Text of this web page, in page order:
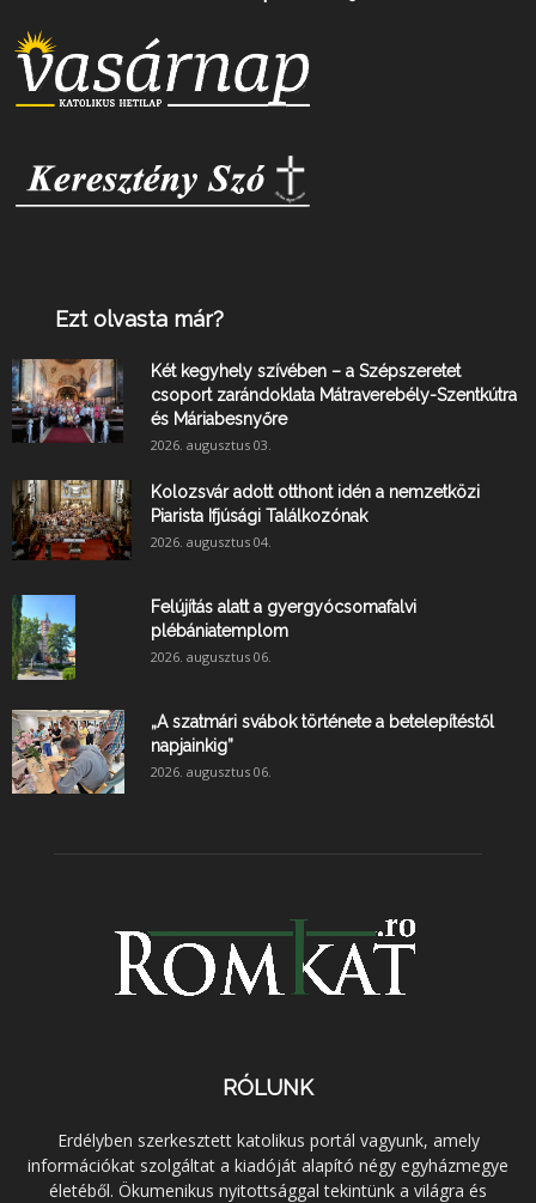
Ezt olvasta már?
Két kegyhely szívében – a Szépszeretet
csoport zarándoklata Mátraverebély-Szentkútra
és Máriabesnyőre
2026. augusztus 03.
Kolozsvár adott otthont idén a nemzetközi
Piarista Ifjúsági Találkozónak
2026. augusztus 04.
Felújítás alatt a gyergyócsomafalvi
plébániatemplom
2026. augusztus 06.
„A szatmári svábok története a betelepítéstől
napjainkig”
2026. augusztus 06.
RÓLUNK
Erdélyben szerkesztett katolikus portál vagyunk, amely
információkat szolgáltat a kiadóját alapító négy egyházmegye
életéből. Ökumenikus nyitottsággal tekintünk a világra és